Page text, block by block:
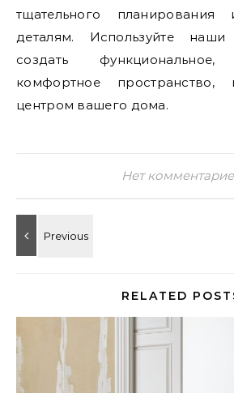
тщательного
деталям. Используйте
создать
комфортное пространство,
центром вашего дома.
Нет
RELATED